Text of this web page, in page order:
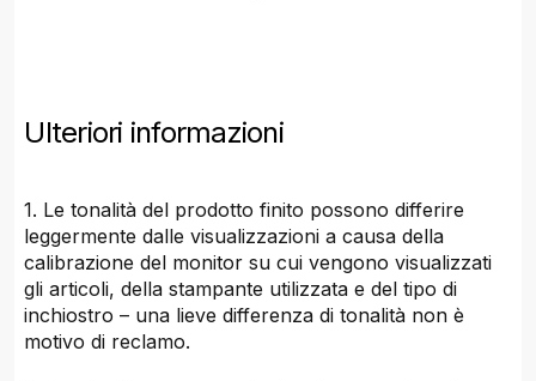
Ulteriori informazioni
1. Le tonalità del prodotto finito possono differire
leggermente dalle visualizzazioni a causa della
calibrazione del monitor su cui vengono visualizzati
gli articoli, della stampante utilizzata e del tipo di
inchiostro – una lieve differenza di tonalità non è
motivo di reclamo.